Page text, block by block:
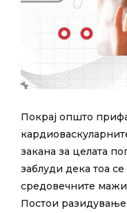
Покрај општо
закана за целата
заблуди дека тоа
средовечните
Постои разидување